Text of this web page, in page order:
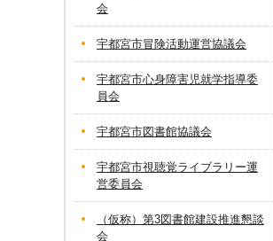
会
宇都宮市冒険活動運営協議会
宇都宮市心身障害児就学指導委
員会
宇都宮市図書館協議会
宇都宮市視聴覚ライブラリー運
営委員会
（仮称）第3図書館建設推進懇談
会